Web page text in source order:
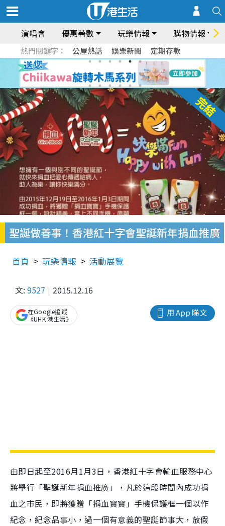
演唱會 優惠著數 玩樂情報 購物情報
熱門關鍵字： 公屋熱話 娛樂新聞 定期存款
聖誕做善事！香港紅十字會聖誕新年捐血推廣
首頁 玩樂情報 活動展覽
文: 9527 2015.12.16
用 App 睇文
在Google追蹤
《UHK 港生活》
由即日起至2016月1月3日，香港紅十字會輸血服務中心
將舉行「聖誕新年捐血推廣」，凡於這段時間內成功捐
血之市民，即將獲贈「捐血寶寶」手機保護框一個以作
紀念，紀念品事小，過一個有意義的聖誕節事大，放假